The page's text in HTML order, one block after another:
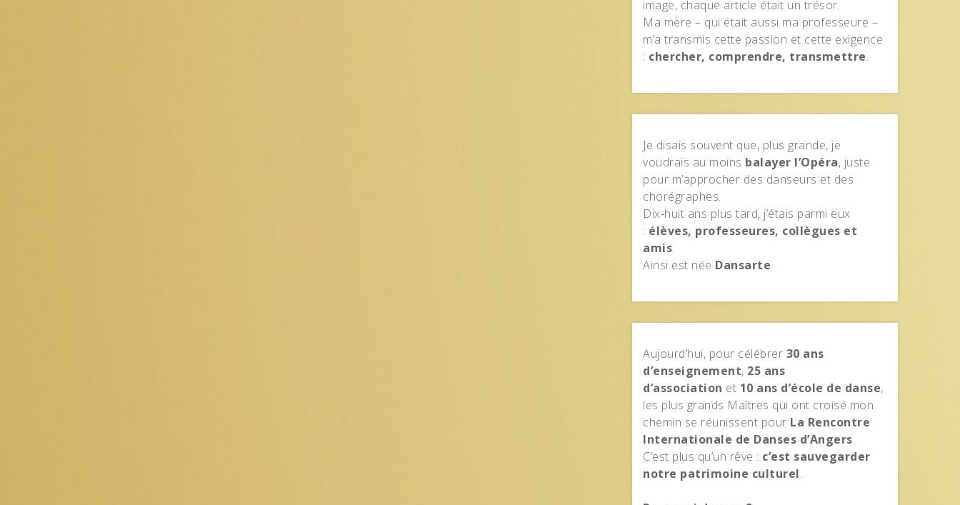
image, chaque article était un trésor.
Ma mère – qui était aussi ma professeure –
m’a transmis cette passion et cette exigence
: chercher, comprendre, transmettre.
Je disais souvent que, plus grande, je
voudrais au moins balayer l’Opéra, juste
pour m’approcher des danseurs et des
chorégraphes.
Dix‑huit ans plus tard, j’étais parmi eux
: élèves, professeures, collègues et
amis.
Ainsi est née Dansarte.
Aujourd’hui, pour célébrer 30 ans
d’enseignement, 25 ans
d’association et 10 ans d’école de danse,
les plus grands Maîtres qui ont croisé mon
chemin se réunissent pour La Rencontre
Internationale de Danses d’Angers.
C’est plus qu’un rêve : c’est sauvegarder
notre patrimoine culturel.